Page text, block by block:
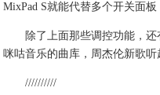
MixPad S就能代替多个开关面板
除了上面那些调控功能，还
咪咕音乐的曲库，周杰伦新歌听
//////////